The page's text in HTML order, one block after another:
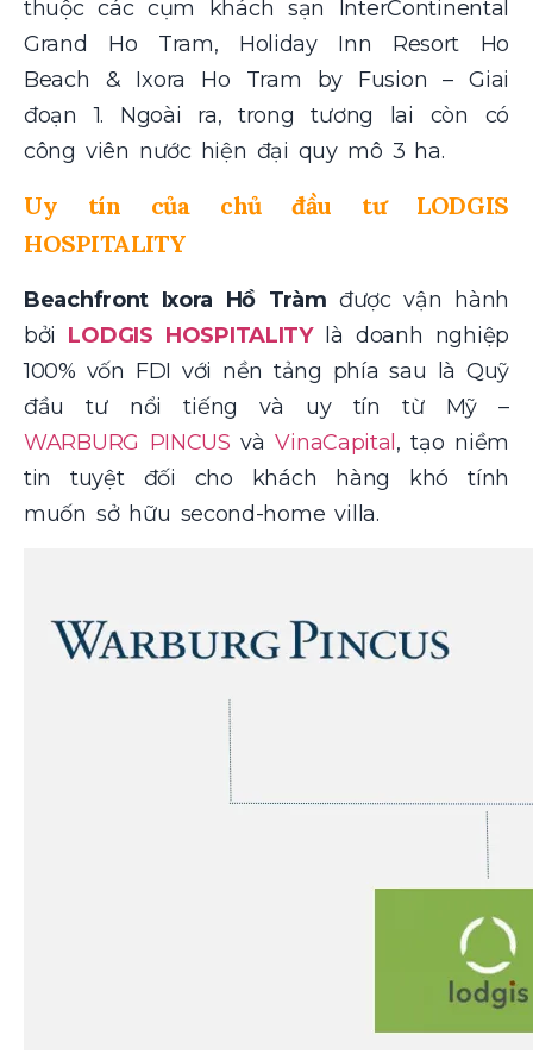
thuộc các cụm khách sạn InterContinental
Grand Ho Tram, Holiday Inn Resort Ho
Beach & Ixora Ho Tram by Fusion – Giai
đoạn 1. Ngoài ra, trong tương lai còn có
công viên nước hiện đại quy mô 3 ha.
Uy tín của chủ đầu tư LODGIS
HOSPITALITY
Beachfront Ixora Hồ Tràmđược vận hành
bởi LODGIS HOSPITALITYlà doanh nghiệp
100% vốn FDI với nền tảng phía sau là Quỹ
đầu tư nổi tiếng và uy tín từ Mỹ –
WARBURG PINCUS vàVinaCapital , tạo niềm
tin tuyệt đối cho khách hàng khó tính
muốn sở hữu second-home villa.